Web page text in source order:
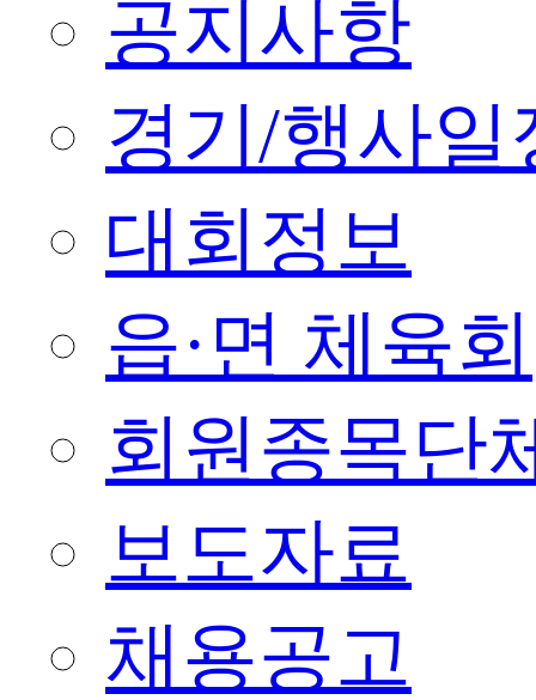
공지사항
경기/행사일
대회정보
읍·면 체육회
회원종목단
보도자료
채용공고